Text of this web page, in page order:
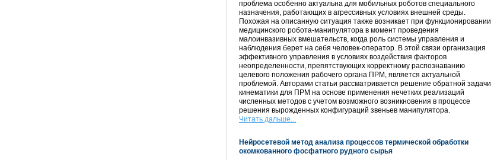
проблема особенно актуальна для мобильных роботов специального
назначения, работающих в агрессивных условиях внешней среды.
Похожая на описанную ситуация также возникает при функционировании
медицинского робота-манипулятора в момент проведения
малоинвазивных вмешательств, когда роль системы управления и
наблюдения берет на себя человек-оператор. В этой связи организация
эффективного управления в условиях воздействия факторов
неопределенности, препятствующих корректному распознаванию
целевого положения рабочего органа ПРМ, является актуальной
проблемой. Авторами статьи рассматривается решение обратной задачи
кинематики для ПРМ на основе применения нечетких реализаций
численных методов с учетом возможного возникновения в процессе
решения вырожденных конфигураций звеньев манипулятора.
Читать дальше...
Нейросетевой метод анализа процессов термической обработки
окомкованного фосфатного рудного сырья